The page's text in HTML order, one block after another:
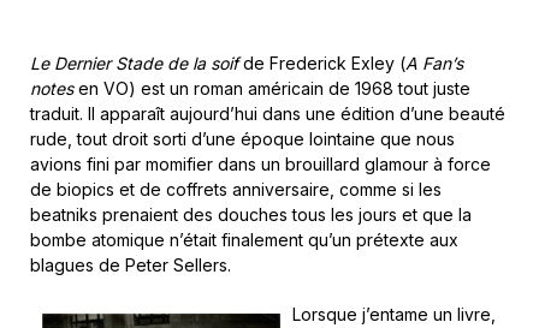
Le Dernier Stade de la soifde Frederick Exley (A Fan’s
notesen VO) est un roman américain de 1968 tout juste
traduit. Il apparaît aujourd’hui dans une édition d’une beauté
rude, tout droit sorti d’une époque lointaine que nous
avions fini par momifier dans un brouillard glamour à force
de biopics et de coffrets anniversaire, comme si les
beatniks prenaient des douches tous les jours et que la
bombe atomique n’était finalement qu’un prétexte aux
blagues de Peter Sellers.
Lorsque j’entame un livre,